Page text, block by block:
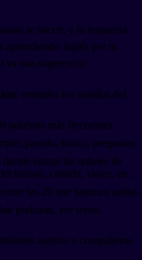
se hacen, y la respuesta
aprendiendo inglés por tu
va una sugerencia:
: entender los sonidos del
palabras más frecuentes.
pasado, futuro, preguntas.
donde entran las señales de
trabajo, comida, viajes, etc.
las 20 que listamos arriba.
podcasts, ver series,
nativos o compañeros